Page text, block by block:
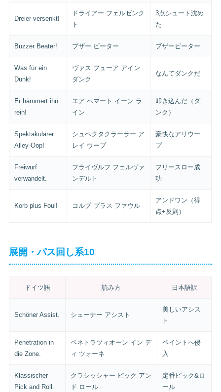
Dreier versenkt!
ドライアー フェルゼンク
ト
3点シュート沈め
た
Buzzer Beater! ブザー ビーター ブザービーター
Was für ein
Dunk!
ヴァス フューア アイン
ダンク
なんてダンクだ
Er hämmert ihn
rein!
エア ヘマート イーン ラ
イン
叩き込んだ（ダ
ンク）
Spektakulärer
Alley-Oop!
シュペクタクラーラー ア
レイ ウープ
豪快なアリウー
プ
Freiwurf
verwandelt.
フライヴルフ フェルヴァ
ンデルト
フリースロー成
功
Korb plus Foul! コルプ プラス ファウル
アンドワン（得
点+反則）
展開・パス回し系10
ドイツ語 読み方 日本語訳
Schöner Assist. シェーナー アシスト
美しいアシス
ト
Penetration in
die Zone.
ペネトラツィオーン イン デ
ィ ツォーネ
ペイントへ侵
入
Klassischer
Pick and Roll.
クラシッシャー ピック アン
ド ロール
定番ピック&ロ
ール